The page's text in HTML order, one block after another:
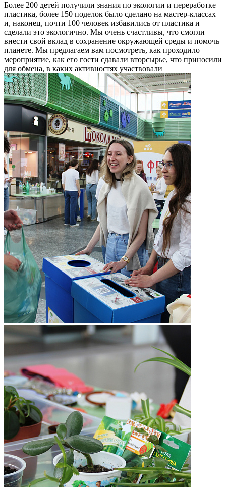
Более 200 детей получили знания по экологии и переработке
пластика, более 150 поделок было сделано на мастер-классах
и, наконец, почти 100 человек избавились от пластика и
сделали это экологично. Мы очень счастливы, что смогли
внести свой вклад в сохранение окружающей среды и помочь
планете. Мы предлагаем вам посмотреть, как проходило
мероприятие, как его гости сдавали вторсырье, что приносили
для обмена, в каких активностях участвовали